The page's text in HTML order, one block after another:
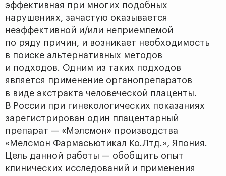
эффективная при многих подобных
нарушениях, зачастую оказывается
неэффективной и/или неприемлемой
по ряду причин, и возникает необходимость
в поиске альтернативных методов
и подходов. Одним из таких подходов
является применение органопрепаратов
в виде экстракта человеческой плаценты.
В России при гинекологических показаниях
зарегистрирован один плацентарный
препарат — «Мэлсмон» производства
«Мелсмон Фармасьютикал Ко.Лтд.», Япония.
Цель данной работы — обобщить опыт
клинических исследований и применения